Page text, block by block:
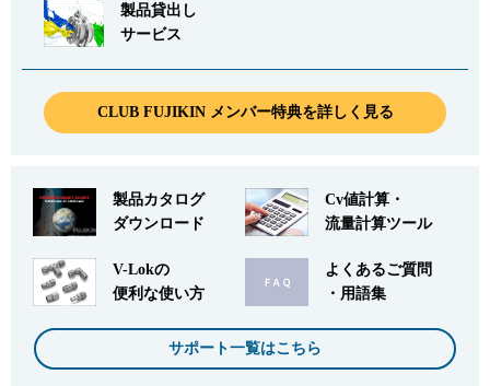
製品貸出し
サービス
CLUB FUJIKIN メンバー特典を詳しく見る
製品カタログ
ダウンロード
Cv値計算・
流量計算ツール
V-Lokの
便利な使い方
よくあるご質問
・用語集
サポート一覧はこちら